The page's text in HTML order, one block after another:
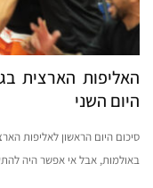
האליפות הארצית
היום השני
סיכום היום הראשון לאליפות
באולמות, אבל אי אפשר היה